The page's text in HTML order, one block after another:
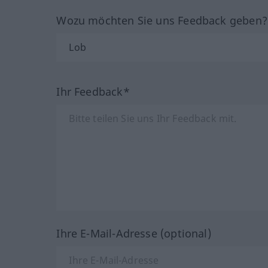
Wozu möchten Sie uns Feedback
Ihr Feedback*
Ihre E-Mail-Adresse (optional)